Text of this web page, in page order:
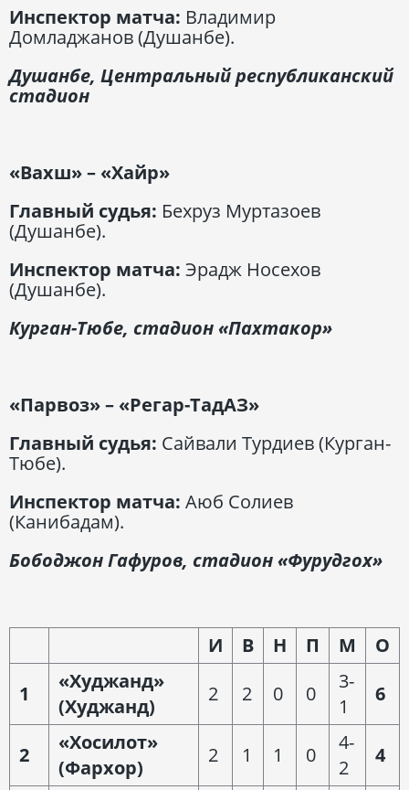
Инспектор матча: Владимир
Домладжанов (Душанбе).
Душанбе, Центральный республиканский
стадион
«Вахш» – «Хайр»
Главный судья: Бехруз Муртазоев
(Душанбе).
Инспектор матча: Эрадж Носехов
(Душанбе).
Курган-Тюбе, стадион «Пахтакор»
«Парвоз» – «Регар-ТадАЗ»
Главный судья: Сайвали Турдиев (Курган-
Тюбе).
Инспектор матча: Аюб Солиев
(Канибадам).
Бободжон Гафуров, стадион «Фурудгох»
И В Н П М
О
1
«Худжанд»
(Худжанд)
2 2 0 0
3-
1
6
2
«Хосилот»
(Фархор)
2 1 1 0
4-
2
4